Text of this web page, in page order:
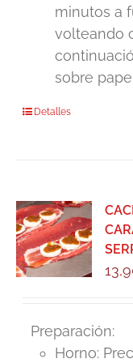
minutos a
volteando
sobre
Detalles
Preparación:
Horno: